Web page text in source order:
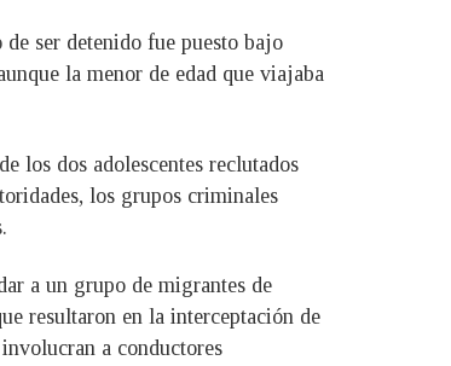
ser detenido fue puesto bajo
la menor de edad que viajaba
los dos adolescentes reclutados
los grupos criminales
a un grupo de migrantes de
resultaron en la interceptación de
a conductores